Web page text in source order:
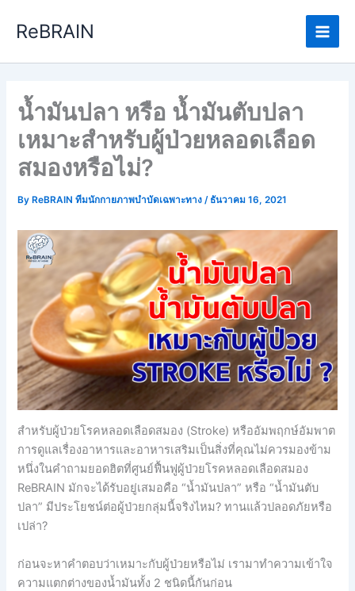
ReBRAIN
Main
น้ำมันปลา หรือ น้ำมันตับปลา
เหมาะสำหรับผู้ป่วยหลอดเลือด
สมองหรือไม่?
ByReBRAIN ทีมนักกายภาพบำบัดเฉพาะทาง / ธันวาคม 16, 2021
สำหรับผู้ป่วยโรคหลอดเลือดสมอง (Stroke) หรืออัมพฤกษ์อัมพาต
การดูแลเรื่องอาหารและอาหารเสริมเป็นสิ่งที่คุณไม่ควรมองข้าม
หนึ่งในคำถามยอดฮิตที่ศูนย์ฟื้นฟูผู้ป่วยโรคหลอดเลือดสมอง
ReBRAIN มักจะได้รับอยู่เสมอคือ “น้ำมันปลา” หรือ “น้ำมันตับ
ปลา” มีประโยชน์ต่อผู้ป่วยกลุ่มนี้จริงไหม? ทานแล้วปลอดภัยหรือ
เปล่า?
ก่อนจะหาคำตอบว่าเหมาะกับผู้ป่วยหรือไม่ เรามาทำความเข้าใจ
ความแตกต่างของน้ำมันทั้ง 2 ชนิดนี้กันก่อน